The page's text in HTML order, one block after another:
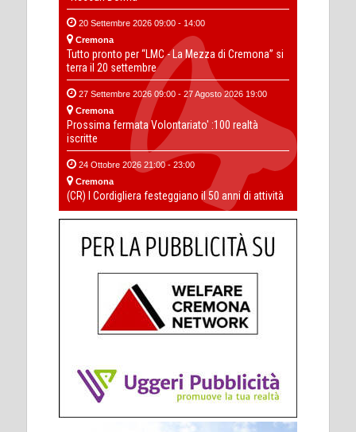
20 Settembre 2026 09:00 - 14:00
Cremona
Tutto pronto per “LMC - La Mezza di Cremona” si
terra il 20 settembre
27 Settembre 2026 09:00 - 27 Agosto 2026 19:00
Cremona
Prossima fermata Volontariato' :100 realtà
iscritte
24 Ottobre 2026 21:00 - 23:00
Cremona
(CR) I Cordigliera festeggiano il 50 anni di attività